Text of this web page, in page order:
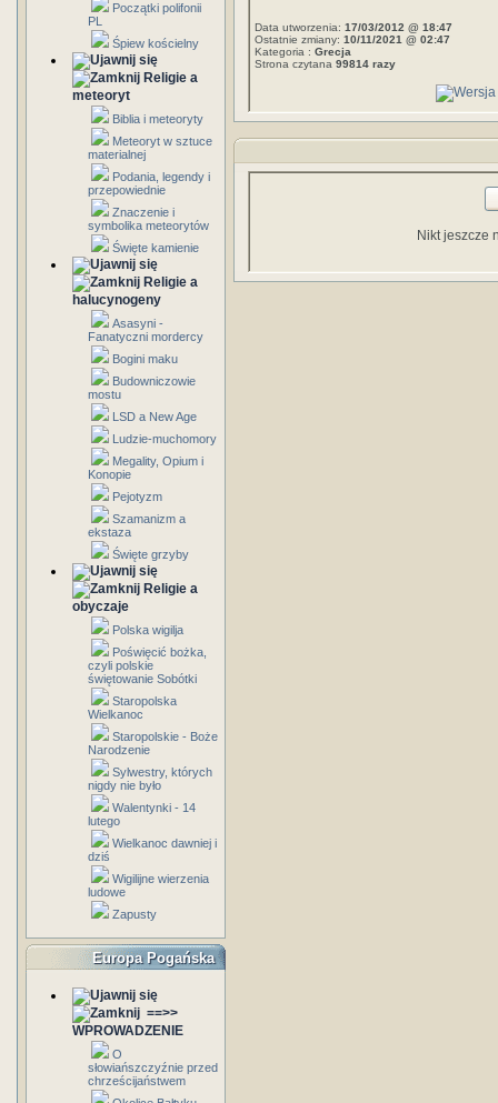
Początki polifonii
PL
Śpiew kościelny
Religie a
meteoryt
Biblia i meteoryty
Meteoryt w sztuce
materialnej
Podania, legendy i
przepowiednie
Znaczenie i
symbolika meteorytów
Święte kamienie
Religie a
halucynogeny
Asasyni -
Fanatyczni mordercy
Bogini maku
Budowniczowie
mostu
LSD a New Age
Ludzie-muchomory
Megality, Opium i
Konopie
Pejotyzm
Szamanizm a
ekstaza
Święte grzyby
Religie a
obyczaje
Polska wigilja
Poświęcić bożka,
czyli polskie
świętowanie Sobótki
Staropolska
Wielkanoc
Staropolskie - Boże
Narodzenie
Sylwestry, których
nigdy nie było
Walentynki - 14
lutego
Wielkanoc dawniej i
dziś
Wigilijne wierzenia
ludowe
Zapusty
Europa Pogańska
==>>
WPROWADZENIE
O
słowiańszczyźnie przed
chrześcijaństwem
Data utworzenia: 17/03/2012 @ 18:47
Ostatnie zmiany: 10/11/2021 @ 02:47
Kategoria : Grecja
Strona czytana 99814 razy
Nikt jeszcze